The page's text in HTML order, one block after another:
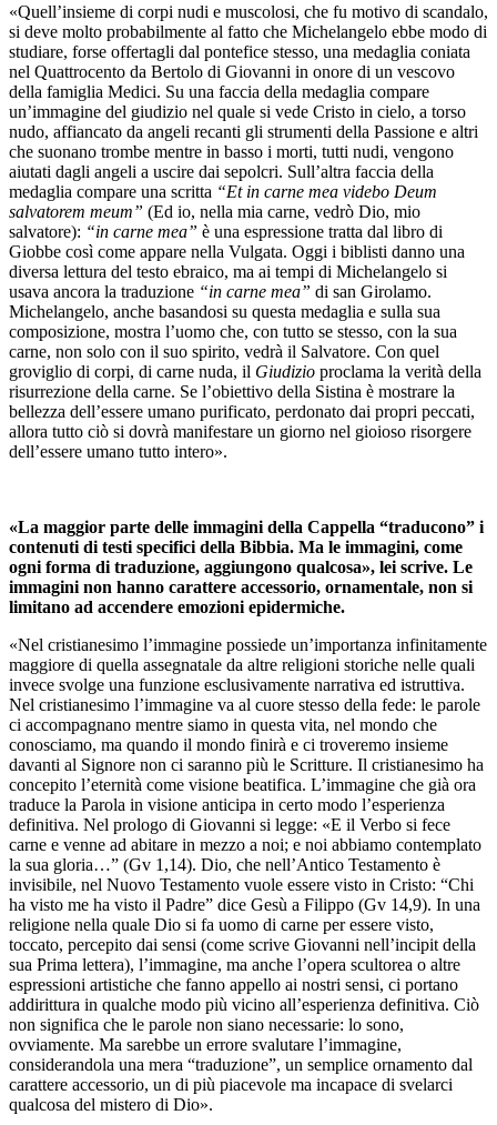
«Quell’insieme di corpi nudi e muscolosi, che fu motivo di scandalo,
si deve molto probabilmente al fatto che Michelangelo ebbe modo di
studiare, forse offertagli dal pontefice stesso, una medaglia coniata
nel Quattrocento da Bertolo di Giovanni in onore di un vescovo
della famiglia Medici. Su una faccia della medaglia compare
un’immagine del giudizio nel quale si vede Cristo in cielo, a torso
nudo, affiancato da angeli recanti gli strumenti della Passione e altri
che suonano trombe mentre in basso i morti, tutti nudi, vengono
aiutati dagli angeli a uscire dai sepolcri. Sull’altra faccia della
medaglia compare una scritta “Et in carne mea videbo Deum
salvatorem meum” (Ed io, nella mia carne, vedrò Dio, mio
salvatore): “in carne mea” è una espressione tratta dal libro di
Giobbe così come appare nella Vulgata. Oggi i biblisti danno una
diversa lettura del testo ebraico, ma ai tempi di Michelangelo si
usava ancora la traduzione “in carne mea” di san Girolamo.
Michelangelo, anche basandosi su questa medaglia e sulla sua
composizione, mostra l’uomo che, con tutto se stesso, con la sua
carne, non solo con il suo spirito, vedrà il Salvatore. Con quel
groviglio di corpi, di carne nuda, il Giudizio proclama la verità della
risurrezione della carne. Se l’obiettivo della Sistina è mostrare la
bellezza dell’essere umano purificato, perdonato dai propri peccati,
allora tutto ciò si dovrà manifestare un giorno nel gioioso risorgere
dell’essere umano tutto intero».
«La maggior parte delle immagini della Cappella “traducono” i
contenuti di testi specifici della Bibbia. Ma le immagini, come
ogni forma di traduzione, aggiungono qualcosa», lei scrive. Le
immagini non hanno carattere accessorio, ornamentale, non si
limitano ad accendere emozioni epidermiche.
«Nel cristianesimo l’immagine possiede un’importanza infinitamente
maggiore di quella assegnatale da altre religioni storiche nelle quali
invece svolge una funzione esclusivamente narrativa ed istruttiva.
Nel cristianesimo l’immagine va al cuore stesso della fede: le parole
ci accompagnano mentre siamo in questa vita, nel mondo che
conosciamo, ma quando il mondo finirà e ci troveremo insieme
davanti al Signore non ci saranno più le Scritture. Il cristianesimo ha
concepito l’eternità come visione beatifica. L’immagine che già ora
traduce la Parola in visione anticipa in certo modo l’esperienza
definitiva. Nel prologo di Giovanni si legge: «E il Verbo si fece
carne e venne ad abitare in mezzo a noi; e noi abbiamo contemplato
la sua gloria…” (Gv 1,14). Dio, che nell’Antico Testamento è
invisibile, nel Nuovo Testamento vuole essere visto in Cristo: “Chi
ha visto me ha visto il Padre” dice Gesù a Filippo (Gv 14,9). In una
religione nella quale Dio si fa uomo di carne per essere visto,
toccato, percepito dai sensi (come scrive Giovanni nell’incipit della
sua Prima lettera), l’immagine, ma anche l’opera scultorea o altre
espressioni artistiche che fanno appello ai nostri sensi, ci portano
addirittura in qualche modo più vicino all’esperienza definitiva. Ciò
non significa che le parole non siano necessarie: lo sono,
ovviamente. Ma sarebbe un errore svalutare l’immagine,
considerandola una mera “traduzione”, un semplice ornamento dal
carattere accessorio, un di più piacevole ma incapace di svelarci
qualcosa del mistero di Dio».